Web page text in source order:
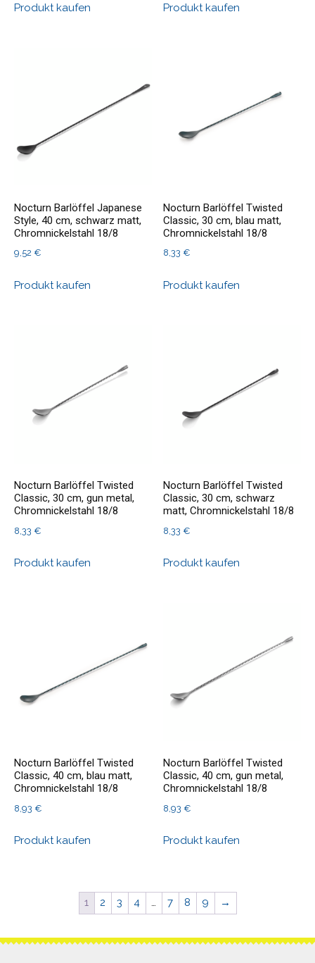
Produkt kaufen Produkt kaufen
Nocturn Barlöffel Japanese
Style, 40 cm, schwarz matt,
Chromnickelstahl 18/8
9,52 €
Produkt kaufen
Nocturn Barlöffel Twisted
Classic, 30 cm, blau matt,
Chromnickelstahl 18/8
8,33€
Produkt kaufen
Nocturn Barlöffel Twisted
Classic, 30 cm, gun metal,
Chromnickelstahl 18/8
8,33 €
Produkt kaufen
Nocturn Barlöffel Twisted
Classic, 30 cm, schwarz
matt, Chromnickelstahl 18/8
8,33€
Produkt kaufen
Nocturn Barlöffel Twisted
Classic, 40 cm, blau matt,
Chromnickelstahl 18/8
8,93 €
Produkt kaufen
Nocturn Barlöffel Twisted
Classic, 40 cm, gun metal,
Chromnickelstahl 18/8
8,93€
Produkt kaufen
1 2 3 4 … 7 8 9 →